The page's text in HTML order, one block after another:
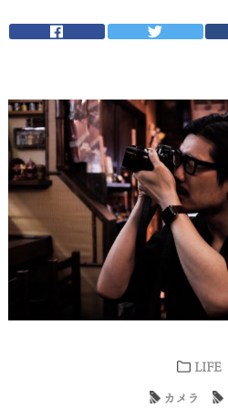
LIFE
カメラ